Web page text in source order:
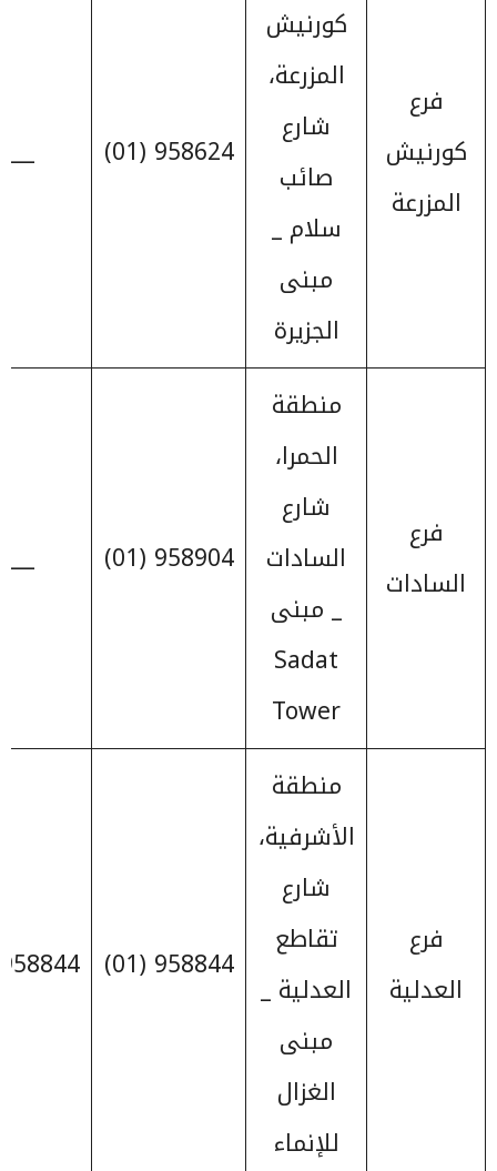
فرع
كورنيش
المزرعة
كورنيش
المزرعة،
شارع
صائب
سلام _
مبنى
الجزيرة
958624 (01)
فرع
السادات
منطقة
الحمرا،
شارع
السادات
_ مبنى
Sadat
Tower
958904 (01)
فرع
العدلية
منطقة
الأشرفية،
شارع
تقاطع
العدلية _
مبنى
الغزال
للإنماء
958844 (01)
958844 (01)